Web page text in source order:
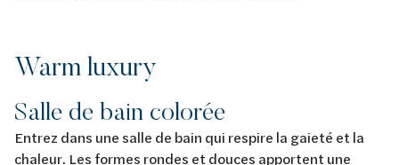
Warm luxury
Salle de bain colorée
Entrez dans une salle de bain qui respire la gaieté et la
chaleur. Les formes rondes et douces apportent une